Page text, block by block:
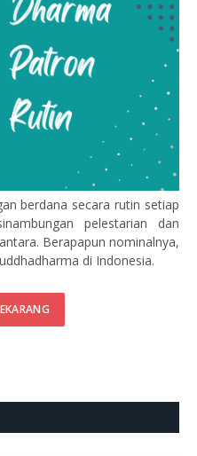
berdana secara rutin setiap
pelestarian dan
Berapapun nominalnya,
di Indonesia.